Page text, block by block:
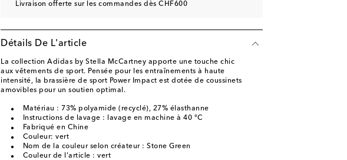
Livraison offerte sur les commandes dès CHF600
Détails De L'article
La collection Adidas by Stella McCartney apporte une touche chic
aux vêtements de sport. Pensée pour les entraînements à haute
intensité, la brassière de sport Power Impact est dotée de coussinets
amovibles pour un soutien optimal.
Matériau : 73% polyamide (recyclé), 27% élasthanne
Instructions de lavage : lavage en machine à 40 °C
Fabriqué en Chine
Couleur: vert
Nom de la couleur selon créateur : Stone Green
Couleur de l'article : vert